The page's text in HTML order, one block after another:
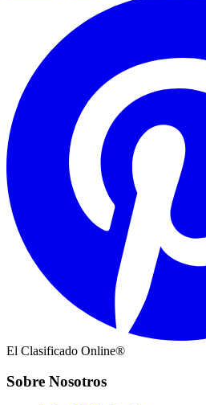
El Clasificado Online®
Sobre Nosotros